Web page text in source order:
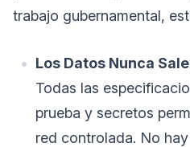
trabajo gubernamental,
Los Datos Nunca
Todas las
prueba y secretos
red controlada. No